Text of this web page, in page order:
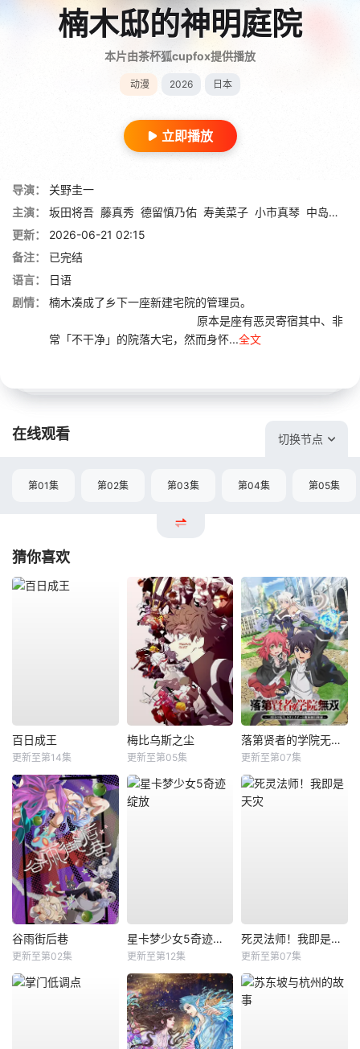
楠木邸的神明庭院
本片由茶杯狐cupfox提供播放
动漫 2026 日本
立即播放
导演：
关野圭一
主演：
坂田将吾 藤真秀 德留慎乃佑 寿美菜子 小市真琴 中岛良树
更新：
2026-06-21 02:15
备注：
已完结
语言：
日语
剧情：
楠木凑成了乡下一座新建宅院的管理员。
原本是座有恶灵寄宿其中、非
常「不干净」的院落大宅，然而身怀...全文
在线观看 切换节点
第01集 第02集 第03集 第04集 第05集
猜你喜欢
百日成王
更新至第14集
梅比乌斯之尘
更新至第05集
落第贤者的学院无双第二回转生，S等级作弊魔术师冒险记
更新至第07集
谷雨街后巷
更新至第02集
星卡梦少女5奇迹绽放
更新至第12集
死灵法师！我即是天灾
更新至第07集